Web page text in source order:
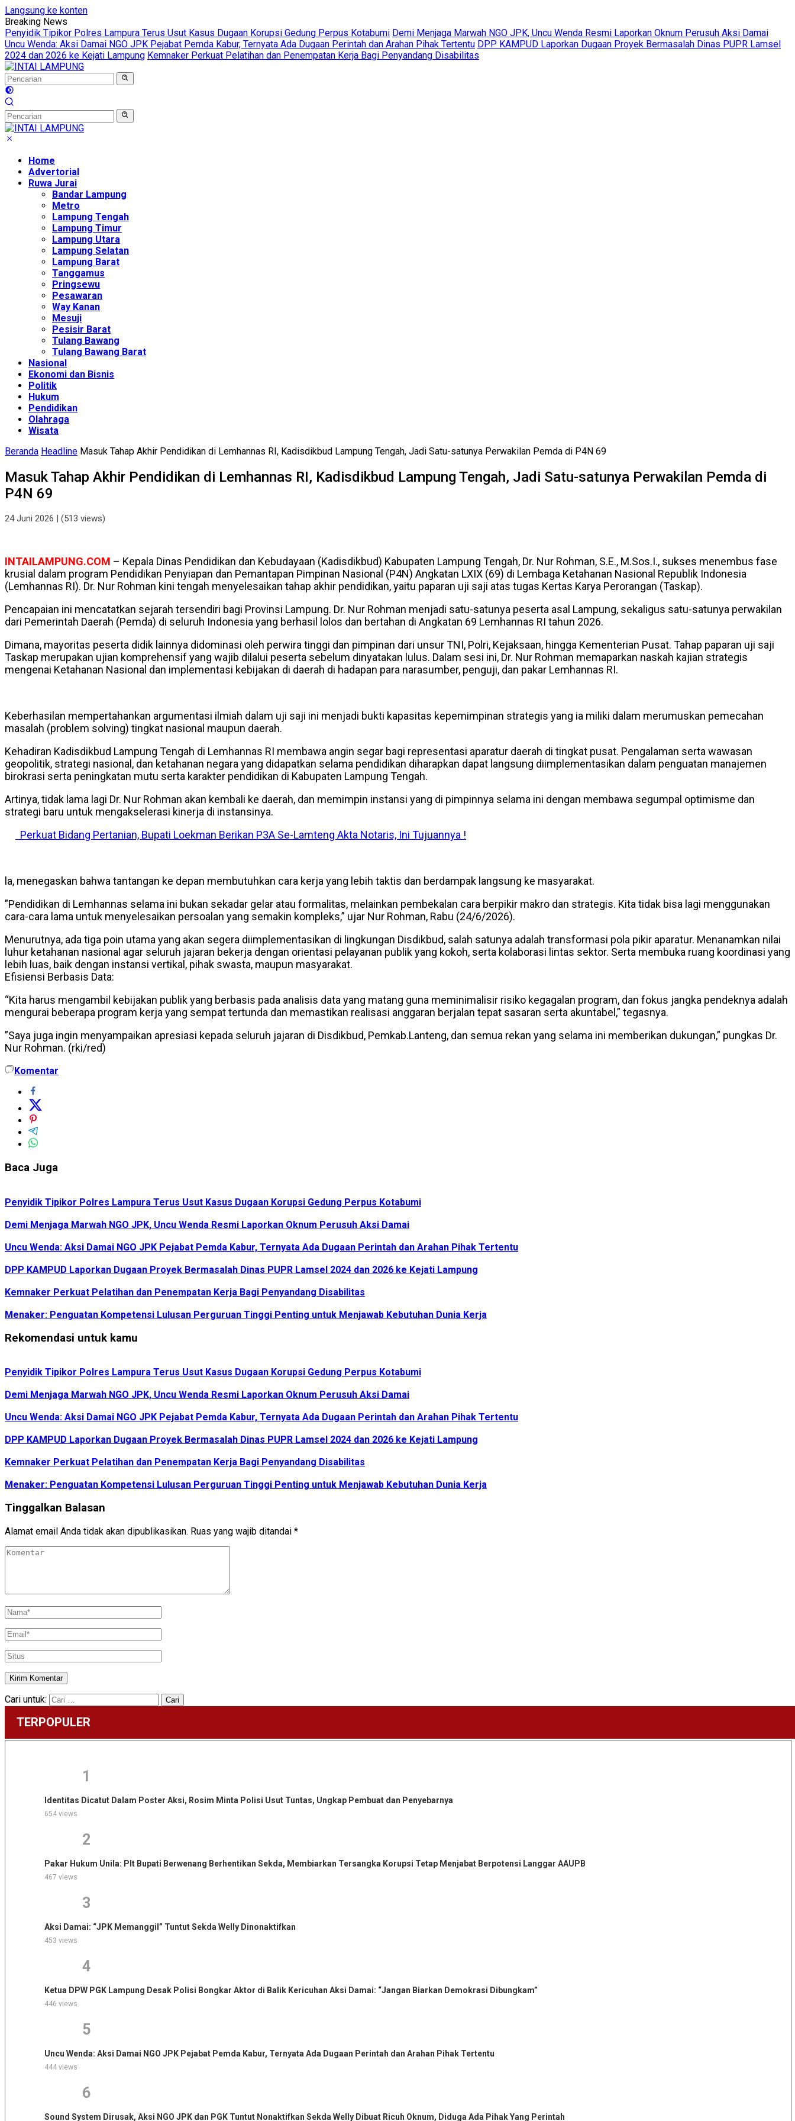
Langsung ke konten
Breaking News
Penyidik Tipikor Polres Lampura Terus Usut Kasus Dugaan Korupsi Gedung Perpus Kotabumi Demi Menjaga Marwah NGO JPK, Uncu Wenda Resmi Laporkan Oknum Perusuh Aksi Damai
Uncu Wenda: Aksi Damai NGO JPK Pejabat Pemda Kabur, Ternyata Ada Dugaan Perintah dan Arahan Pihak Tertentu DPP KAMPUD Laporkan Dugaan Proyek Bermasalah Dinas PUPR Lamsel
2024 dan 2026 ke Kejati Lampung Kemnaker Perkuat Pelatihan dan Penempatan Kerja Bagi Penyandang Disabilitas
Home
Advertorial
Ruwa Jurai
Bandar Lampung
Metro
Lampung Tengah
Lampung Timur
Lampung Utara
Lampung Selatan
Lampung Barat
Tanggamus
Pringsewu
Pesawaran
Way Kanan
Mesuji
Pesisir Barat
Tulang Bawang
Tulang Bawang Barat
Nasional
Ekonomi dan Bisnis
Politik
Hukum
Pendidikan
Olahraga
Wisata
Beranda Headline Masuk Tahap Akhir Pendidikan di Lemhannas RI, Kadisdikbud Lampung Tengah, Jadi Satu-satunya Perwakilan Pemda di P4N 69
Masuk Tahap Akhir Pendidikan di Lemhannas RI, Kadisdikbud Lampung Tengah, Jadi Satu-satunya Perwakilan Pemda di
P4N 69
24 Juni 2026 | (513 views)
INTAILAMPUNG.COM – Kepala Dinas Pendidikan dan Kebudayaan (Kadisdikbud) Kabupaten Lampung Tengah, Dr. Nur Rohman, S.E., M.Sos.I., sukses menembus fase
krusial dalam program Pendidikan Penyiapan dan Pemantapan Pimpinan Nasional (P4N) Angkatan LXIX (69) di Lembaga Ketahanan Nasional Republik Indonesia
(Lemhannas RI). Dr. Nur Rohman kini tengah menyelesaikan tahap akhir pendidikan, yaitu paparan uji saji atas tugas Kertas Karya Perorangan (Taskap).
Pencapaian ini mencatatkan sejarah tersendiri bagi Provinsi Lampung. Dr. Nur Rohman menjadi satu-satunya peserta asal Lampung, sekaligus satu-satunya perwakilan
dari Pemerintah Daerah (Pemda) di seluruh Indonesia yang berhasil lolos dan bertahan di Angkatan 69 Lemhannas RI tahun 2026.
Dimana, mayoritas peserta didik lainnya didominasi oleh perwira tinggi dan pimpinan dari unsur TNI, Polri, Kejaksaan, hingga Kementerian Pusat. Tahap paparan uji saji
Taskap merupakan ujian komprehensif yang wajib dilalui peserta sebelum dinyatakan lulus. Dalam sesi ini, Dr. Nur Rohman memaparkan naskah kajian strategis
mengenai Ketahanan Nasional dan implementasi kebijakan di daerah di hadapan para narasumber, penguji, dan pakar Lemhannas RI.
Keberhasilan mempertahankan argumentasi ilmiah dalam uji saji ini menjadi bukti kapasitas kepemimpinan strategis yang ia miliki dalam merumuskan pemecahan
masalah (problem solving) tingkat nasional maupun daerah.
Kehadiran Kadisdikbud Lampung Tengah di Lemhannas RI membawa angin segar bagi representasi aparatur daerah di tingkat pusat. Pengalaman serta wawasan
geopolitik, strategi nasional, dan ketahanan negara yang didapatkan selama pendidikan diharapkan dapat langsung diimplementasikan dalam penguatan manajemen
birokrasi serta peningkatan mutu serta karakter pendidikan di Kabupaten Lampung Tengah.
Artinya, tidak lama lagi Dr. Nur Rohman akan kembali ke daerah, dan memimpin instansi yang di pimpinnya selama ini dengan membawa segumpal optimisme dan
strategi baru untuk mengakselerasi kinerja di instansinya.
Perkuat Bidang Pertanian, Bupati Loekman Berikan P3A Se-Lamteng Akta Notaris, Ini Tujuannya !
​la, menegaskan bahwa tantangan ke depan membutuhkan cara kerja yang lebih taktis dan berdampak langsung ke masyarakat.
​”Pendidikan di Lemhannas selama ini bukan sekadar gelar atau formalitas, melainkan pembekalan cara berpikir makro dan strategis. Kita tidak bisa lagi menggunakan
cara-cara lama untuk menyelesaikan persoalan yang semakin kompleks,” ujar Nur Rohman, Rabu (24/6/2026).
​Menurutnya, ada tiga poin utama yang akan segera diimplementasikan di lingkungan Disdikbud, salah satunya adalah transformasi pola pikir aparatur. Menanamkan nilai
luhur ketahanan nasional agar seluruh jajaran bekerja dengan orientasi pelayanan publik yang kokoh, serta kolaborasi lintas sektor. Serta membuka ruang koordinasi yang
lebih luas, baik dengan instansi vertikal, pihak swasta, maupun masyarakat.
​Efisiensi Berbasis Data:
“Kita harus mengambil kebijakan publik yang berbasis pada analisis data yang matang guna meminimalisir risiko kegagalan program, dan fokus jangka pendeknya adalah
mengurai beberapa program kerja yang sempat tertunda dan memastikan realisasi anggaran berjalan tepat sasaran serta akuntabel,” tegasnya.
​”Saya juga ingin menyampaikan apresiasi kepada seluruh jajaran di Disdikbud, Pemkab.Lanteng, dan semua rekan yang selama ini memberikan dukungan,” pungkas Dr.
Nur Rohman. (rki/red)
Komentar
Baca Juga
Penyidik Tipikor Polres Lampura Terus Usut Kasus Dugaan Korupsi Gedung Perpus Kotabumi
Demi Menjaga Marwah NGO JPK, Uncu Wenda Resmi Laporkan Oknum Perusuh Aksi Damai
Uncu Wenda: Aksi Damai NGO JPK Pejabat Pemda Kabur, Ternyata Ada Dugaan Perintah dan Arahan Pihak Tertentu
DPP KAMPUD Laporkan Dugaan Proyek Bermasalah Dinas PUPR Lamsel 2024 dan 2026 ke Kejati Lampung
Kemnaker Perkuat Pelatihan dan Penempatan Kerja Bagi Penyandang Disabilitas
Menaker: Penguatan Kompetensi Lulusan Perguruan Tinggi Penting untuk Menjawab Kebutuhan Dunia Kerja
Rekomendasi untuk kamu
Penyidik Tipikor Polres Lampura Terus Usut Kasus Dugaan Korupsi Gedung Perpus Kotabumi
Demi Menjaga Marwah NGO JPK, Uncu Wenda Resmi Laporkan Oknum Perusuh Aksi Damai
Uncu Wenda: Aksi Damai NGO JPK Pejabat Pemda Kabur, Ternyata Ada Dugaan Perintah dan Arahan Pihak Tertentu
DPP KAMPUD Laporkan Dugaan Proyek Bermasalah Dinas PUPR Lamsel 2024 dan 2026 ke Kejati Lampung
Kemnaker Perkuat Pelatihan dan Penempatan Kerja Bagi Penyandang Disabilitas
Menaker: Penguatan Kompetensi Lulusan Perguruan Tinggi Penting untuk Menjawab Kebutuhan Dunia Kerja
Tinggalkan Balasan
Alamat email Anda tidak akan dipublikasikan. Ruas yang wajib ditandai *
Cari untuk:
TERPOPULER
1
Identitas Dicatut Dalam Poster Aksi, Rosim Minta Polisi Usut Tuntas, Ungkap Pembuat dan Penyebarnya
654 views
2
Pakar Hukum Unila: Plt Bupati Berwenang Berhentikan Sekda, Membiarkan Tersangka Korupsi Tetap Menjabat Berpotensi Langgar AAUPB
467 views
3
Aksi Damai: “JPK Memanggil” Tuntut Sekda Welly Dinonaktifkan
453 views
4
Ketua DPW PGK Lampung Desak Polisi Bongkar Aktor di Balik Kericuhan Aksi Damai: “Jangan Biarkan Demokrasi Dibungkam”
446 views
5
Uncu Wenda: Aksi Damai NGO JPK Pejabat Pemda Kabur, Ternyata Ada Dugaan Perintah dan Arahan Pihak Tertentu
444 views
6
Sound System Dirusak, Aksi NGO JPK dan PGK Tuntut Nonaktifkan Sekda Welly Dibuat Ricuh Oknum, Diduga Ada Pihak Yang Perintah